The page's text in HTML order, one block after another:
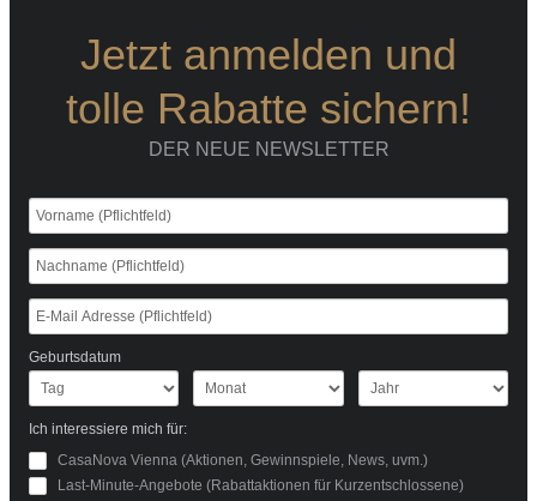
Jetzt anmelden und
tolle Rabatte sichern!
DER NEUE NEWSLETTER
Geburtsdatum
Ich interessiere mich für:
CasaNova Vienna (Aktionen, Gewinnspiele, News, uvm.)
Last-Minute-Angebote (Rabattaktionen für Kurzentschlossene)